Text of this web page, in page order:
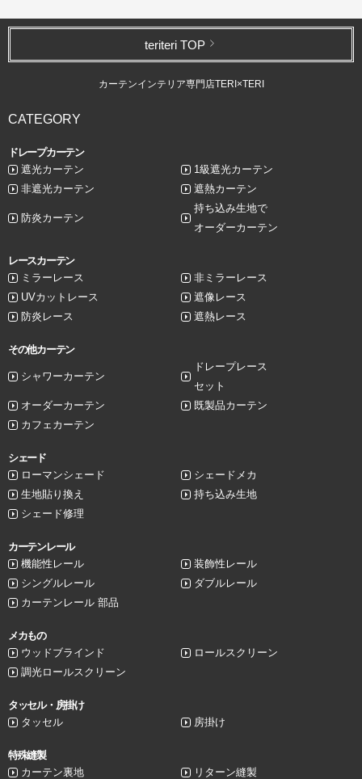
teriteri TOP
カーテンインテリア専門店TERI×TERI
CATEGORY
ドレープカーテン
遮光カーテン
1級遮光カーテン
非遮光カーテン
遮熱カーテン
防炎カーテン
持ち込み生地で
オーダーカーテン
レースカーテン
ミラーレース
非ミラーレース
UVカットレース
遮像レース
防炎レース
遮熱レース
その他カーテン
シャワーカーテン
ドレープレース
セット
オーダーカーテン
既製品カーテン
カフェカーテン
シェード
ローマンシェード
シェードメカ
生地貼り換え
持ち込み生地
シェード修理
カーテンレール
機能性レール
装飾性レール
シングルレール
ダブルレール
カーテンレール 部品
メカもの
ウッドブラインド
ロールスクリーン
調光ロールスクリーン
タッセル・房掛け
タッセル
房掛け
特殊縫製
カーテン裏地
リターン縫製